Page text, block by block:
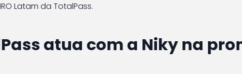
Latam da TotalPass.
atua com a Niky na